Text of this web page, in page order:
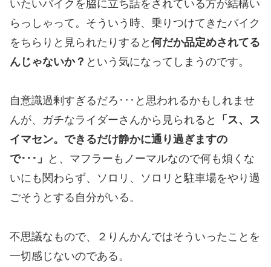
いたいバイクを脇に立ち話をされている方が結構い
らっしゃって。そういう時、乗りつけてきたバイク
をちらりと見られたりすると 何だか品定めされてる
んじゃないか？ という気になってしまうのです。
自意識過剰すぎるだろ･･･と思われるかもしれませ
んが、ガチなライダーさんから見られると
「ス、ス
イマセン。できるだけ静かに通り過ぎますの
で･･･」
と、マフラーもノーマルなので何も煩くな
いにも関わらず、ソロリ、ソロリと駐車場をやり過
ごそうとする自分がいる。
不思議なもので、２りんかんではそういったことを
一切感じないのである。